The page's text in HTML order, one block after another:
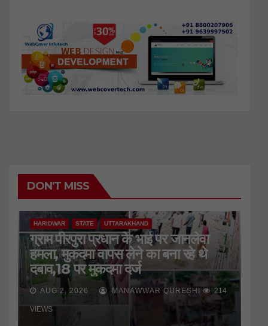
DON'T MISS
HARIDWAR STATE UTTARAKHAND
ग्राम पीरपुरा प्रधान के भाई पर जानलेवा
हमला, मुकदमा वापस लेने का बना रहे थे
दबाव,18 पर मुकदमा दर्ज
AUG 2, 2026 MANAWWAR QURESHI 214
VIEWS